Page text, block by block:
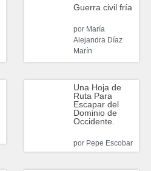
Guerra civil fría
porMaría
Alejandra Díaz
Marín
Una Hoja de
Ruta Para
Escapar del
Dominio de
Occidente.
porPepe Escobar